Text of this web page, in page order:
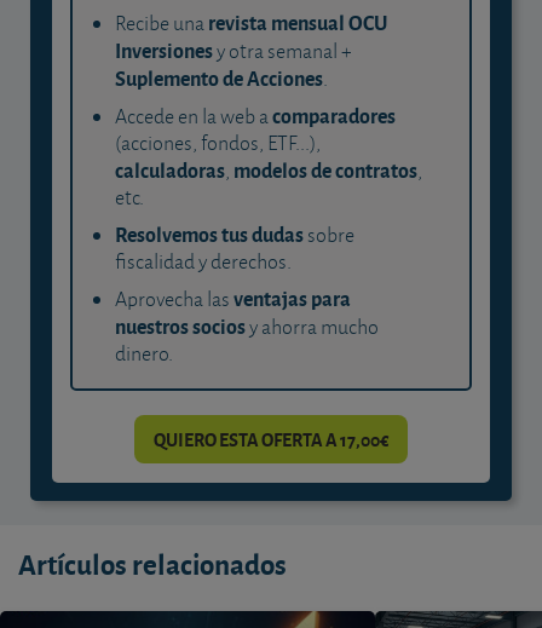
Recibe unarevista mensual OCU
Inversionesy otra semanal +
Suplemento de Acciones.
Accede en la web acomparadores
(acciones, fondos, ETF...),
calculadoras, modelos de contratos,
etc.
Resolvemos tus dudassobre
fiscalidad y derechos.
Aprovecha lasventajas para
nuestros sociosy ahorra mucho
dinero.
QUIERO ESTA OFERTA A 17,00€
Artículos relacionados